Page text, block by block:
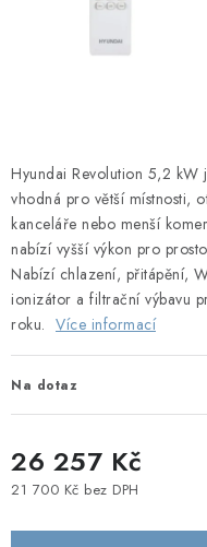
Obchodní podmínky
Hyundai Revolution 5,2 kW
vhodná pro větší místnosti,
kanceláře nebo menší
nabízí vyšší výkon pro
Nabízí chlazení, přitápění,
ionizátor a filtrační výbavu
roku. Více informací
Na dotaz
26 257 Kč
21 700 Kč bez DPH